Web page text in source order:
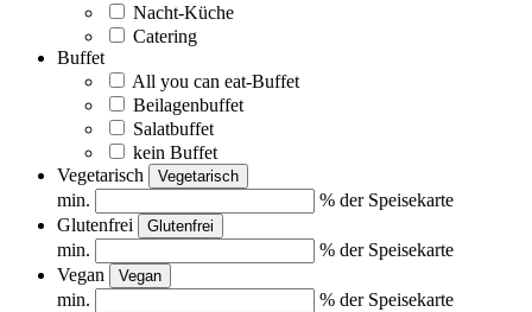
Nacht-Küche
Catering
Buffet
All you can eat-Buffet
Beilagenbuffet
Salatbuffet
kein Buffet
Vegetarisch
Vegetarisch
min.
% der Speisekarte
Glutenfrei
Glutenfrei
min.
% der Speisekarte
Vegan
Vegan
min.
% der Speisekarte